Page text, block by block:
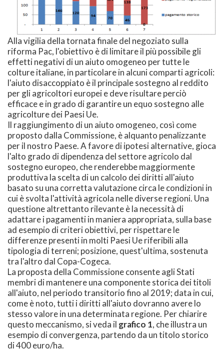
Alla vigilia della tornata finale del negoziato sulla
riforma Pac, l'obiettivo è di limitare il più possibile gli
effetti negativi di un aiuto omogeneo per tutte le
colture italiane, in particolare in alcuni comparti agricoli:
l'aiuto disaccoppiato è il principale sostegno al reddito
per gli agricoltori europei e deve risultare perciò
efficace e in grado di garantire un equo sostegno alle
agricolture dei Paesi Ue.
Il raggiungimento di un aiuto omogeneo, così come
proposto dalla Commissione, è alquanto penalizzante
per il nostro Paese. A favore di ipotesi alternative, gioca
l'alto grado di dipendenza del settore agricolo dal
sostegno europeo, che renderebbe maggiormente
produttiva la scelta di un calcolo dei diritti all'aiuto
basato su una corretta valutazione circa le condizioni in
cui è svolta l'attività agricola nelle diverse regioni. Una
questione altrettanto rilevante è la necessità di
adattare i pagamenti in maniera appropriata, sulla base
ad esempio di criteri obiettivi, per rispettare le
differenze presenti in molti Paesi Ue riferibili alla
tipologia di terreni; posizione, quest'ultima, sostenuta
tra l'altro dal Copa-Cogeca.
La proposta della Commissione consente agli Stati
membri di mantenere una componente storica dei titoli
all'aiuto, nel periodo transitorio fino al 2019; data in cui,
come è noto, tutti i diritti all'aiuto dovranno avere lo
stesso valore in una determinata regione. Per chiarire
questo meccanismo, si veda il grafico 1, che illustra un
esempio di convergenza, partendo da un titolo storico
di 400 euro/ha.